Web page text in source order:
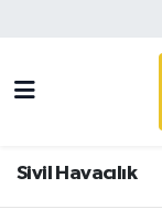
Sivil Havacılık